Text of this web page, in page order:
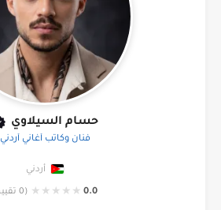
حسام السيلاوي
فنان وكاتب أغاني أردني
أردني
0.0
★
★
★
★
★ (0 تقييم)